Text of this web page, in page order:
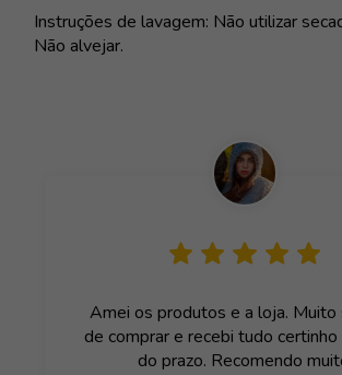
Instruções de lavagem: Não utilizar
Não alvejar.
Amei os produtos e a loja. Muito
de comprar e recebi tudo
do prazo. Recomendo